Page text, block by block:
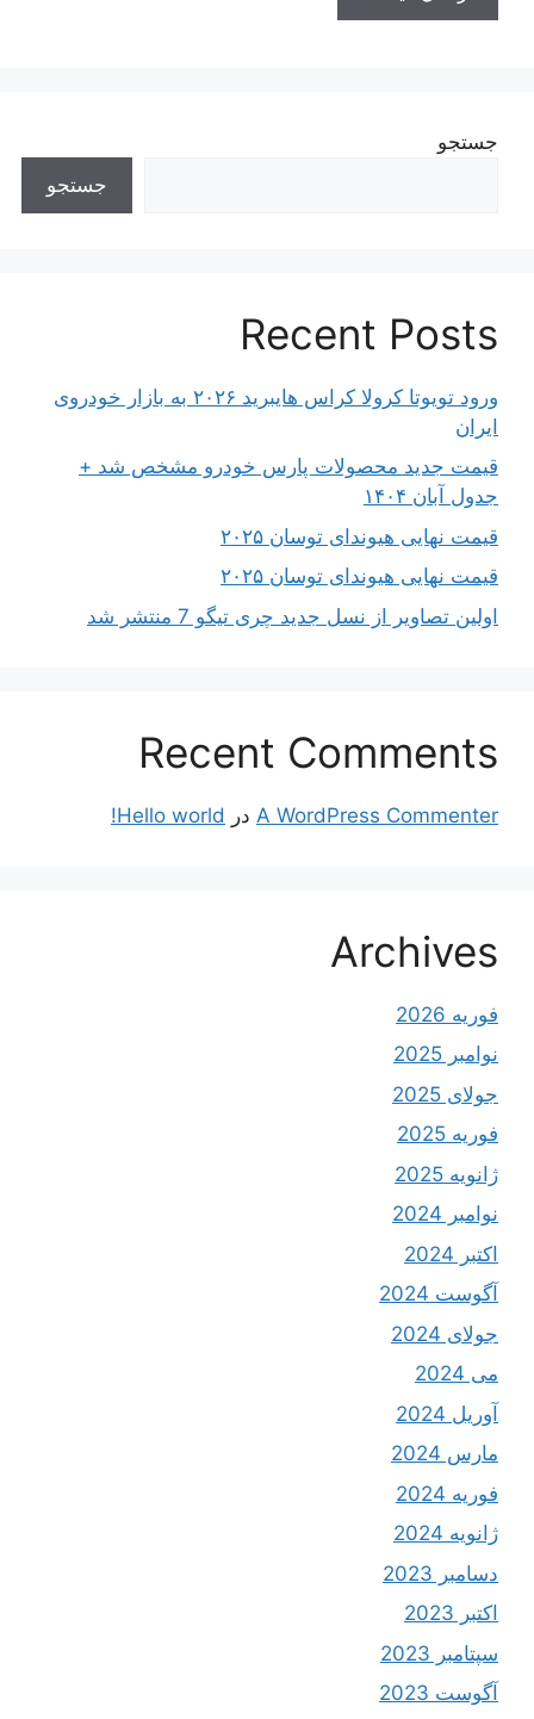
جستجو
جستجو
Recent Posts
ورود تویوتا کرولا کراس هایبرید ۲۰۲۶ به بازار خودروی
ایران
قیمت جدید محصولات پارس خودرو مشخص شد +
جدول آبان ۱۴۰۴
قیمت نهایی هیوندای توسان ۲۰۲۵
قیمت نهایی هیوندای توسان ۲۰۲۵
اولین تصاویر از نسل جدید چری تیگو 7 منتشر شد
Recent Comments
A WordPress Commenter در Hello world!
Archives
فوریه 2026
نوامبر 2025
جولای 2025
فوریه 2025
ژانویه 2025
نوامبر 2024
اکتبر 2024
آگوست 2024
جولای 2024
می 2024
آوریل 2024
مارس 2024
فوریه 2024
ژانویه 2024
دسامبر 2023
اکتبر 2023
سپتامبر 2023
آگوست 2023